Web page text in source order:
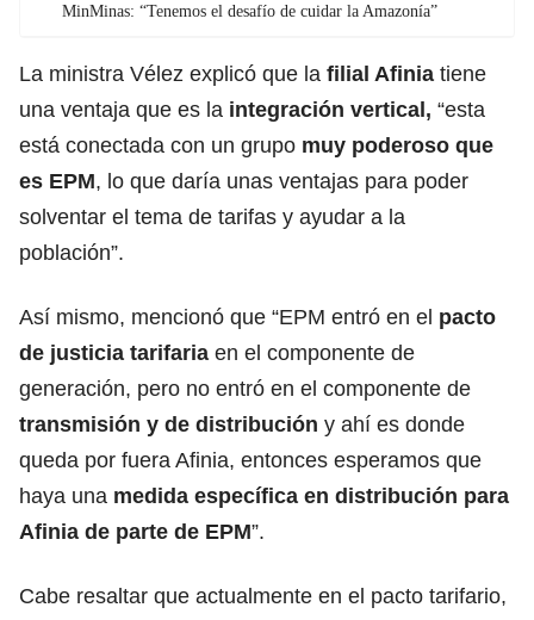
MinMinas: “Tenemos el desafío de cuidar la Amazonía”
La ministra Vélez explicó que la filial Afinia tiene
una ventaja que es la integración vertical, “esta
está conectada con un grupo muy poderoso que
es EPM, lo que daría unas ventajas para poder
solventar el tema de tarifas y ayudar a la
población”.
Así mismo, mencionó que “EPM entró en el pacto
de justicia tarifaria en el componente de
generación, pero no entró en el componente de
transmisión y de distribución y ahí es donde
queda por fuera Afinia, entonces esperamos que
haya una medida específica en distribución para
Afinia de parte de EPM”.
Cabe resaltar que actualmente en el pacto tarifario,